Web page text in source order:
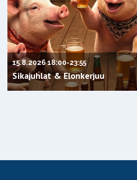
15.8.2026 18:00-23:55
Sikajuhlat & Elonkerjuu